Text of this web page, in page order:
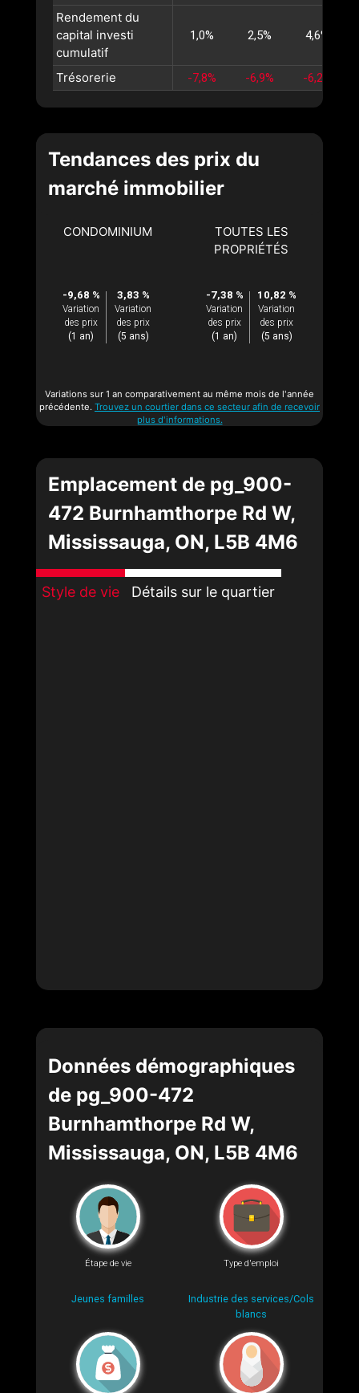
Rendement du
capital investi
cumulatif
1,0% 2,5% 4,6%
Trésorerie -7,8% -6,9% -6,2%
Tendances des prix du
marché immobilier
CONDOMINIUM
-9,68 %
Variation
des prix
(1 an)
3,83 %
Variation
des prix
(5 ans)
TOUTES LES
PROPRIÉTÉS
-7,38 %
Variation
des prix
(1 an)
10,82 %
Variation
des prix
(5 ans)
Variations sur 1 an comparativement au même mois de l'année
précédente. Trouvez un courtier dans ce secteur afin de recevoir
plus d'informations.
Emplacement de pg_900-
472 Burnhamthorpe Rd W,
Mississauga, ON, L5B 4M6
Style de vie Détails sur le quartier
Données démographiques
de pg_900-472
Burnhamthorpe Rd W,
Mississauga, ON, L5B 4M6
Étape de vie
Jeunes familles
Type d'emploi
Industrie des services/Cols
blancs